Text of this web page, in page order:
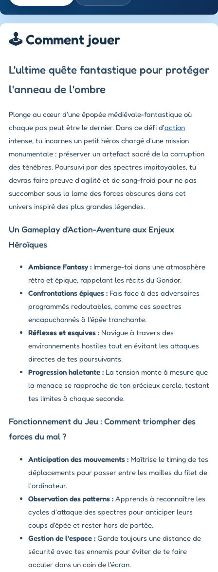
🕹️ Comment jouer
L'ultime quête fantastique pour protéger
l'anneau de l'ombre
Plonge au cœur d'une épopée médiévale-fantastique où
chaque pas peut être le dernier. Dans ce défi d'action
intense, tu incarnes un petit héros chargé d'une mission
monumentale : préserver un artefact sacré de la corruption
des ténèbres. Poursuivi par des spectres impitoyables, tu
devras faire preuve d'agilité et de sang-froid pour ne pas
succomber sous la lame des forces obscures dans cet
univers inspiré des plus grandes légendes.
Un Gameplay d'Action-Aventure aux Enjeux
Héroïques
Ambiance Fantasy : Immerge-toi dans une atmosphère
rétro et épique, rappelant les récits du Gondor.
Confrontations épiques : Fais face à des adversaires
programmés redoutables, comme ces spectres
encapuchonnés à l'épée tranchante.
Réflexes et esquives : Navigue à travers des
environnements hostiles tout en évitant les attaques
directes de tes poursuivants.
Progression haletante : La tension monte à mesure que
la menace se rapproche de ton précieux cercle, testant
tes limites à chaque seconde.
Fonctionnement du Jeu : Comment triompher des
forces du mal ?
Anticipation des mouvements : Maîtrise le timing de tes
déplacements pour passer entre les mailles du filet de
l'ordinateur.
Observation des patterns : Apprends à reconnaître les
cycles d'attaque des spectres pour anticiper leurs
coups d'épée et rester hors de portée.
Gestion de l'espace : Garde toujours une distance de
sécurité avec tes ennemis pour éviter de te faire
acculer dans un coin de l'écran.